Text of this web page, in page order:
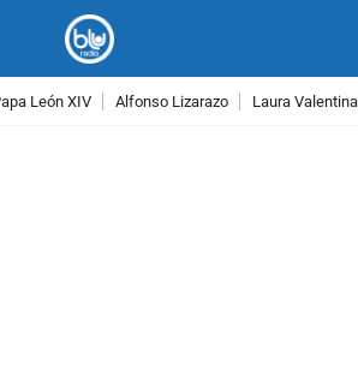
León XIV Alfonso Lizarazo Laura